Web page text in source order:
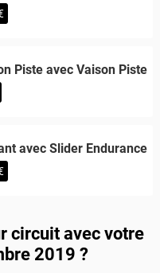
Piste avec Vaison Piste
avec Slider Endurance
circuit avec votre
2019 ?